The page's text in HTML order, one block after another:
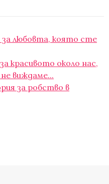
любовта, която сте
красивото около нас,
виждаме...
за робство в